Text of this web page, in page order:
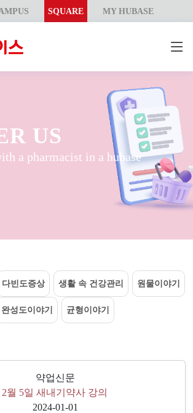
SQUARE MY HUBASE
US
a pharmacist in a hubase
다빈도증상 생활 속 건강관리 원물이야기
완성도이야기 균형이야기
약업신문
월 5일 새내기약사 강의
2024-01-01